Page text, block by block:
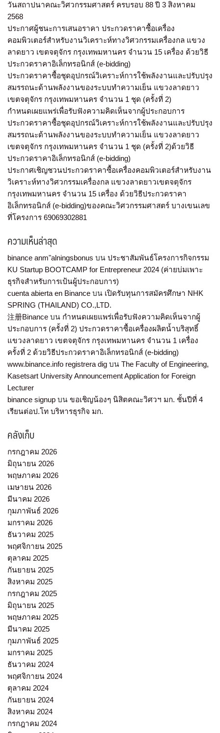
วันสถาปนาคณะวิศวกรรมศาสตร์ ครบรอบ 88 ปี 3 สิงหาคม
2568
ประกาศผู้ชนะการเสนอราคา ประกวดราคาซื้อเครื่อง
คอมพิวเตอร์สำหรับงานวิเคราะห์ทางวิศวกรรมเครื่องกล แขวง
ลาดยาว เขตจตุจักร กรุงเทพมหานคร จำนวน 15 เครื่อง ด้วยวิธี
ประกวดราคาอิเล็กทรอนิกส์ (e-bidding)
ประกวดราคาซื้อชุดอุปกรณ์วิเคราะห์การใช้พลังงานและปรับปรุง
สมรรถนะด้านพลังงานของระบบทำความเย็น แขวงลาดยาว
เขตจตุจักร กรุงเทพมหานคร จำนวน 1 ชุด (ครั้งที่ 2)
กำหนดเผยแพร่เพื่อรับฟังความคิดเห็นจากผู้ประกอบการ
ประกวดราคาซื้อชุดอุปกรณ์วิเคราะห์การใช้พลังงานและปรับปรุง
สมรรถนะด้านพลังงานของระบบทำความเย็น แขวงลาดยาว
เขตจตุจักร กรุงเทพมหานคร จำนวน 1 ชุด (ครั้งที่ 2)ด้วยวิธี
ประกวดราคาอิเล็กทรอนิกส์ (e-bidding)
ประกาศเชิญชวนประกวดราคาซื้อเครื่องคอมพิวเตอร์สำหรับงาน
วิเคราะห์ทางวิศวกรรมเครื่องกล แขวงลาดยาวเขตจตุจักร
กรุงเทพมหานคร จำนวน 15 เครื่อง ด้วยวิธีประกวดราคา
อิเล็กทรอนิกส์ (e-bidding)ของคณะวิศวกรรมศาสตร์ บางเขนเลข
ที่โครงการ 69069302881
ความเห็นล่าสุด
binance anm"alningsbonus บน ประชาสัมพันธ์โครงการกิจกรรม
KU Startup BOOTCAMP for Entrepreneur 2024 (ค่ายบ่มเพาะ
ธุรกิจสำหรับการเป้นผู้ประกอบการ)
cuenta abierta en Binance บน เปิดรับทุนการสมัครศึกษา NHK
SPRING (THAILAND) CO.,LTD.
注册Binance บน กำหนดเผยแพร่เพื่อรับฟังความคิดเห็นจากผู้
ประกอบการ (ครั้งที่ 2) ประกวดราคาซื้อเครื่องผลิตน้ำบริสุทธิ์
แขวงลาดยาว เขตจตุจักร กรุงเทพมหานคร จำนวน 1 เครื่อง
ครั้งที่ 2 ด้วยวิธีประกวดราคาอิเล็กทรอนิกส์ (e-bidding)
www.binance.info registrera dig บน The Faculty of Engineering,
Kasetsart University Announcement Application for Foreign
Lecturer
binance signup บน ขอเชิญน้องๆ นิสิตคณะวิศวฯ มก. ชั้นปีที่ 4
เรียนต่อป.โท บริหารธุรกิจ มก.
คลังเก็บ
กรกฎาคม 2026
มิถุนายน 2026
พฤษภาคม 2026
เมษายน 2026
มีนาคม 2026
กุมภาพันธ์ 2026
มกราคม 2026
ธันวาคม 2025
พฤศจิกายน 2025
ตุลาคม 2025
กันยายน 2025
สิงหาคม 2025
กรกฎาคม 2025
มิถุนายน 2025
พฤษภาคม 2025
มีนาคม 2025
กุมภาพันธ์ 2025
มกราคม 2025
ธันวาคม 2024
พฤศจิกายน 2024
ตุลาคม 2024
กันยายน 2024
สิงหาคม 2024
กรกฎาคม 2024